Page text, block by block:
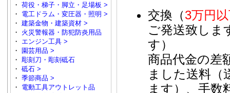
・ 荷役・梯子・脚立・足場板 >
・ 電工ドラム・変圧器・照明 >
・ 建築金物・建築資材 >
・ 火災警報器・防犯防炎用品
・ エンジン工具 >
・ 園芸用品 >
・ 彫刻刀・彫刻砥石
・ 砥石 >
・ 季節商品 >
・ 電動工具アウトレット品
交換（3万円
ご発送致しま
す）
商品代金の差
ました送料（
ます）、手数